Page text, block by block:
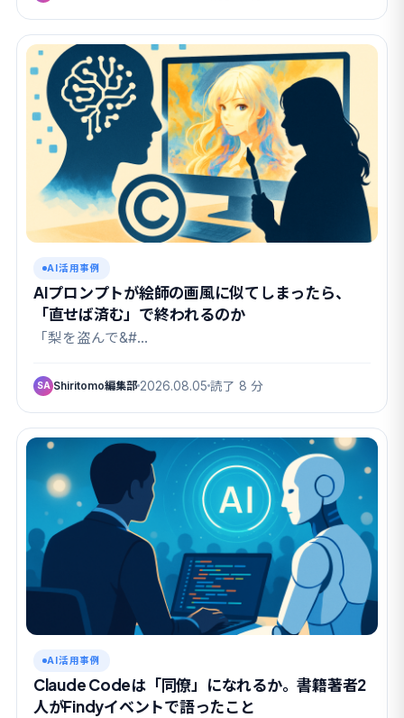
AI活用事例
AIプロンプトが絵師の画風に似てしまったら、
「直せば済む」で終われるのか
「梨を盗んで&#…
SA Shiritomo編集部 2026.08.05 読了 8 分
AI活用事例
Claude Codeは「同僚」になれるか。書籍著者2
人がFindyイベントで語ったこと